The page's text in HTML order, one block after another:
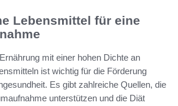
Lebensmittel für eine
mit einer hohen Dichte an
ist wichtig für die Förderung
Es gibt zahlreiche Quellen, die
unterstützen und die Diät